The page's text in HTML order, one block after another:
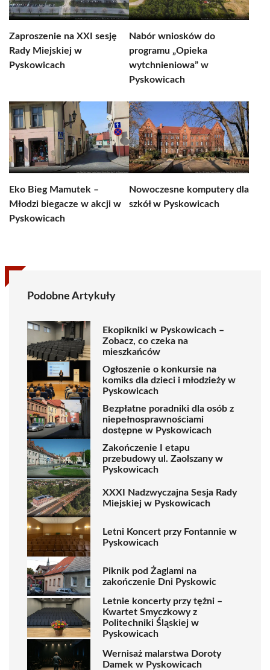
Zaproszenie na XXI sesję
Rady Miejskiej w
Pyskowicach
Nabór wniosków do
programu „Opieka
wytchnieniowa” w
Pyskowicach
Eko Bieg Mamutek –
Młodzi biegacze w akcji w
Pyskowicach
Nowoczesne komputery dla
szkół w Pyskowicach
Podobne Artykuły
Ekopikniki w Pyskowicach –
Zobacz, co czeka na
mieszkańców
Ogłoszenie o konkursie na
komiks dla dzieci i młodzieży w
Pyskowicach
Bezpłatne poradniki dla osób z
niepełnosprawnościami
dostępne w Pyskowicach
Zakończenie I etapu
przebudowy ul. Zaolszany w
Pyskowicach
XXXI Nadzwyczajna Sesja Rady
Miejskiej w Pyskowicach
Letni Koncert przy Fontannie w
Pyskowicach
Piknik pod Żaglami na
zakończenie Dni Pyskowic
Letnie koncerty przy tężni –
Kwartet Smyczkowy z
Politechniki Śląskiej w
Pyskowicach
Wernisaż malarstwa Doroty
Damek w Pyskowicach